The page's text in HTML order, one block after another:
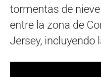
tormentas de
entre la zona de
Jersey, incluyendo